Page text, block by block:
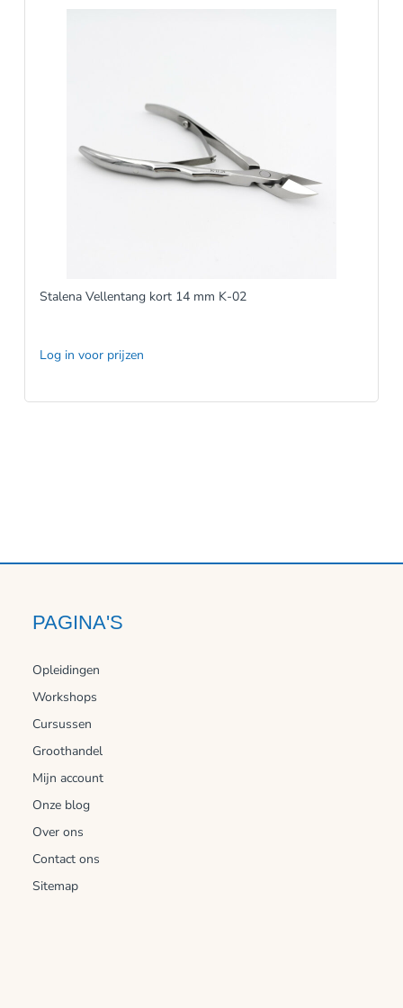
Stalena Vellentang kort 14 mm K-02
Log in voor prijzen
PAGINA'S
Opleidingen
Workshops
Cursussen
Groothandel
Mijn account
Onze blog
Over ons
Contact ons
Sitemap